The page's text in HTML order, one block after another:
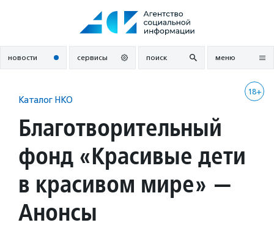
новости сервисы поиск меню
18+
Каталог НКО
Благотворительный
фонд «Красивые дети
в красивом мире» —
Анонсы